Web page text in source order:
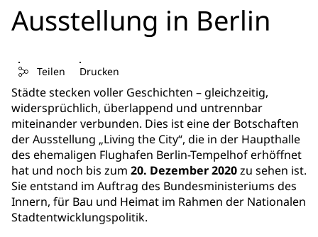
Ausstellung in Berlin
Teilen Drucken
Städte stecken voller Geschichten – gleichzeitig,
widersprüchlich, überlappend und untrennbar
miteinander verbunden. Dies ist eine der Botschaften
der Ausstellung „Living the City“, die in der Haupthalle
des ehemaligen Flughafen Berlin-Tempelhof erhöffnet
hat und noch bis zum 20. Dezember 2020zu sehen ist.
Sie entstand im Auftrag des Bundesministeriums des
Innern, für Bau und Heimat im Rahmen der Nationalen
Stadtentwicklungspolitik.